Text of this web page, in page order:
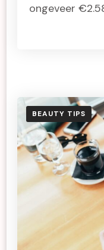
ongeveer
BEAUTY TIPS